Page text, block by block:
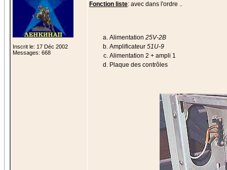
Inscrit le: 17 Déc 2002
Messages: 668
Fonction liste: avec dans l'ordre ..
Alimentation 25V-2B
Amplificateur 51U-9
Alimentation 2 + ampli 1
Plaque des contrôles